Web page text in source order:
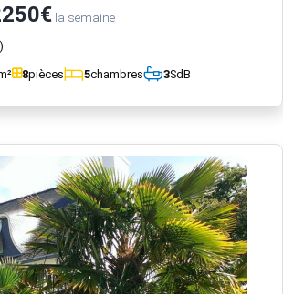
la semaine
8pièces 5chambres 3SdB